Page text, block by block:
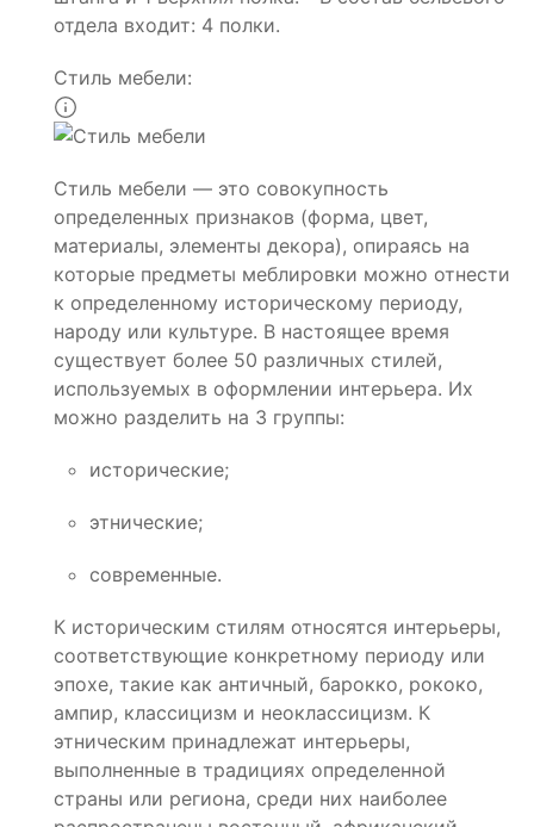
отдела входит: 4 полки.
Стиль мебели:
Стиль мебели — это совокупность
определенных признаков (форма, цвет,
материалы, элементы декора), опираясь на
которые предметы меблировки можно отнести
к определенному историческому периоду,
народу или культуре. В настоящее время
существует более 50 различных стилей,
используемых в оформлении интерьера. Их
можно разделить на 3 группы:
исторические;
этнические;
современные.
К историческим стилям относятся интерьеры,
соответствующие конкретному периоду или
эпохе, такие как античный, барокко, рококо,
ампир, классицизм и неоклассицизм. К
этническим принадлежат интерьеры,
выполненные в традициях определенной
страны или региона, среди них наиболее